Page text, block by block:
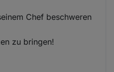
Chef beschweren
zu bringen!